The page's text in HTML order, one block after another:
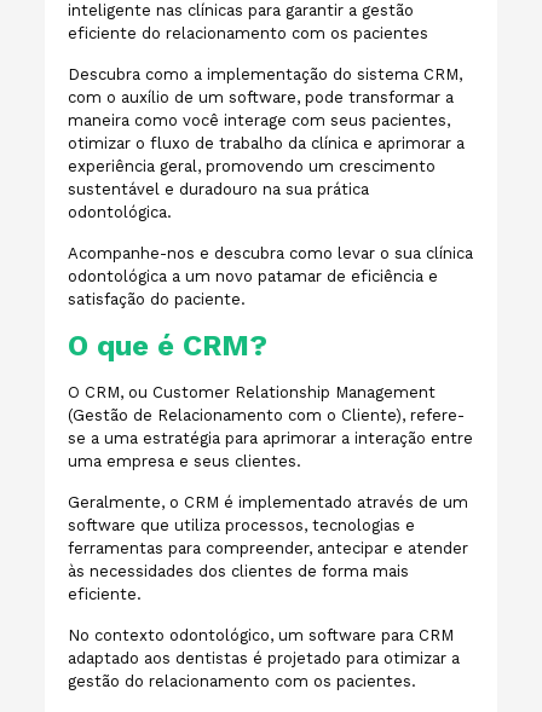
inteligente nas clínicas para garantir a gestão
eficiente do relacionamento com os pacientes
Descubra como a implementação do sistema CRM,
com o auxílio de um software, pode transformar a
maneira como você interage com seus pacientes,
otimizar o fluxo de trabalho da clínica e aprimorar a
experiência geral, promovendo um crescimento
sustentável e duradouro na sua prática
odontológica.
Acompanhe-nos e descubra como levar o sua clínica
odontológica a um novo patamar de eficiência e
satisfação do paciente.
O que é CRM?
O CRM, ou Customer Relationship Management
(Gestão de Relacionamento com o Cliente), refere-
se a uma estratégia para aprimorar a interação entre
uma empresa e seus clientes.
Geralmente, o CRM é implementado através de um
software que utiliza processos, tecnologias e
ferramentas para compreender, antecipar e atender
às necessidades dos clientes de forma mais
eficiente.
No contexto odontológico, um software para CRM
adaptado aos dentistas é projetado para otimizar a
gestão do relacionamento com os pacientes.